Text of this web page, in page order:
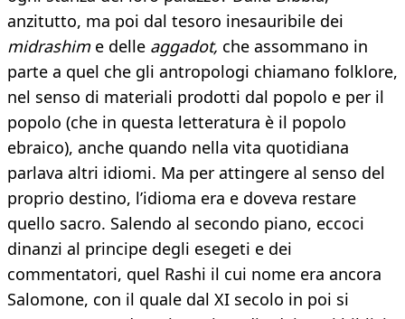
anzitutto, ma poi dal tesoro inesauribile dei
midrashime delle aggadot, che assommano in
parte a quel che gli antropologi chiamano folklore,
nel senso di materiali prodotti dal popolo e per il
popolo (che in questa letteratura è il popolo
ebraico), anche quando nella vita quotidiana
parlava altri idiomi. Ma per attingere al senso del
proprio destino, l’idioma era e doveva restare
quello sacro. Salendo al secondo piano, eccoci
dinanzi al principe degli esegeti e dei
commentatori, quel Rashi il cui nome era ancora
Salomone, con il quale dal XI secolo in poi si